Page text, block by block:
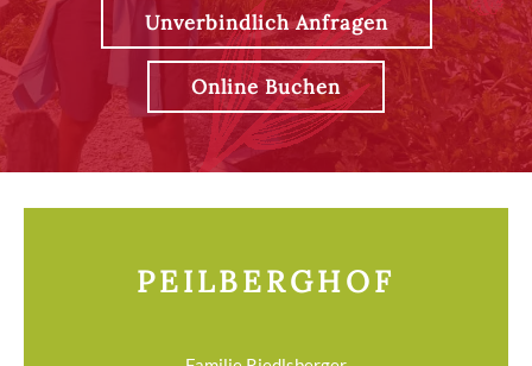
Unverbindlich Anfragen
Online Buchen
PEILBERGHOF